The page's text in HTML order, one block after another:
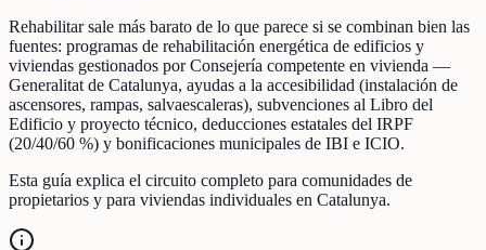
Rehabilitar sale más barato de lo que parece si se combinan bien las
fuentes: programas de rehabilitación energética de edificios y
viviendas gestionados por Consejería competente en vivienda —
Generalitat de Catalunya, ayudas a la accesibilidad (instalación de
ascensores, rampas, salvaescaleras), subvenciones al Libro del
Edificio y proyecto técnico, deducciones estatales del IRPF
(20/40/60 %) y bonificaciones municipales de IBI e ICIO.
Esta guía explica el circuito completo para comunidades de
propietarios y para viviendas individuales en Catalunya.